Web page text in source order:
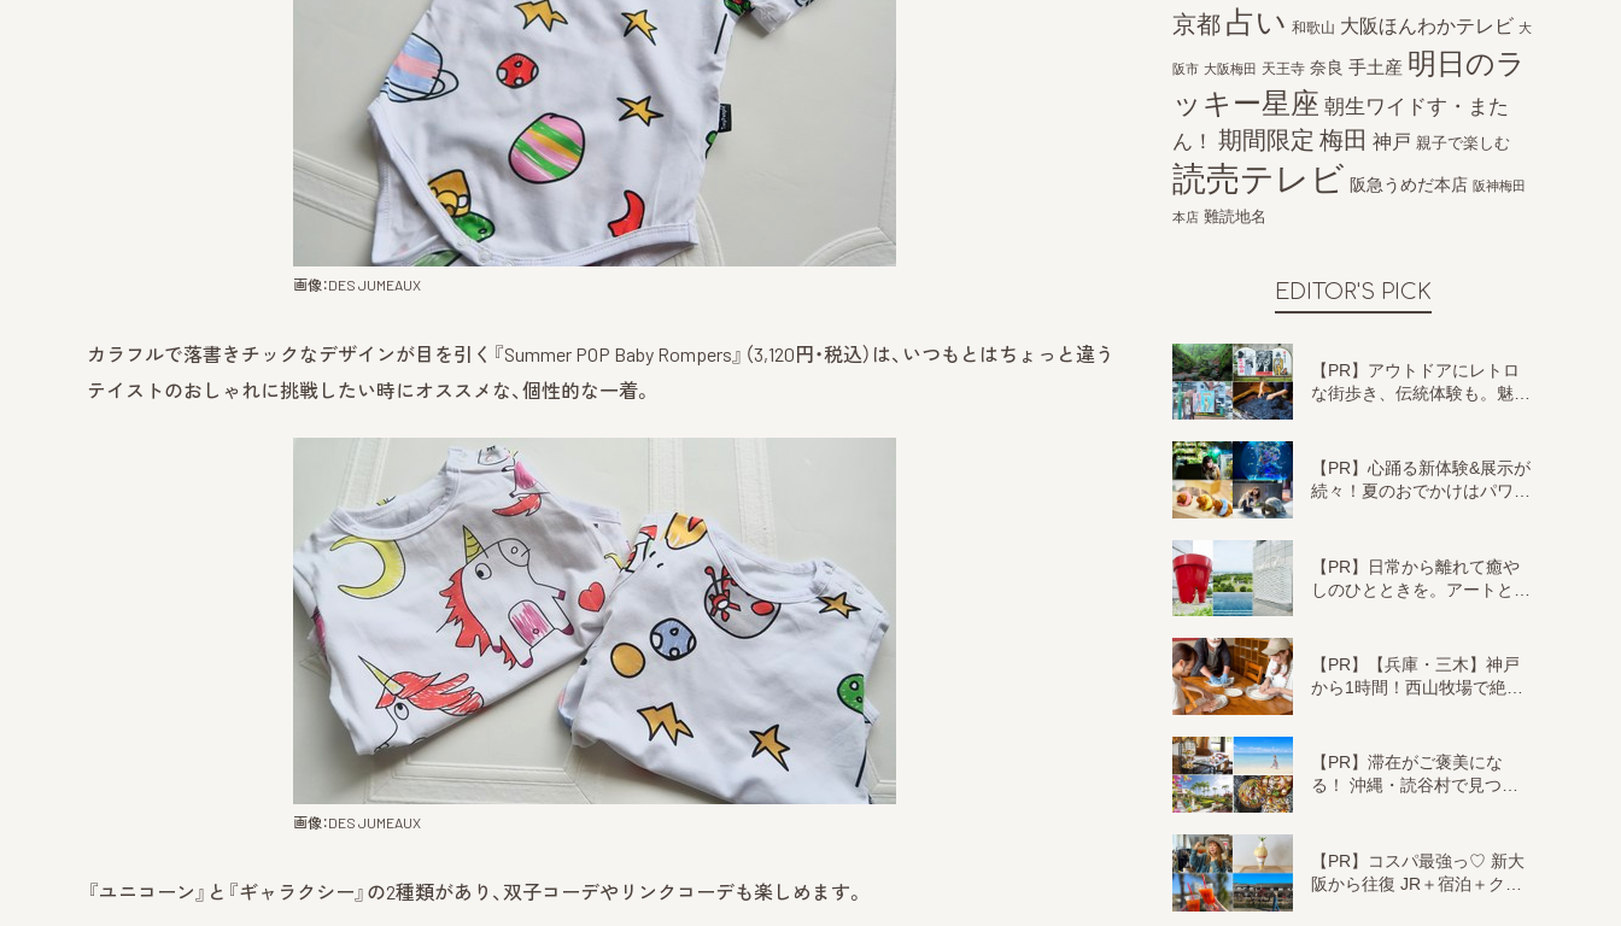
画像：DES JUMEAUX
カラフルで落書きチックなデザインが目を引く『Summer POP Baby Rompers』（3,120円・税込）は、いつもとはちょっと違う
テイストのおしゃれに挑戦したい時にオススメな、個性的な一着。
画像：DES JUMEAUX
『ユニコーン』と『ギャラクシー』の2種類があり、双子コーデやリンクコーデも楽しめます。
京都 占い 和歌山 大阪ほんわかテレビ 大
阪市 大阪梅田 天王寺 奈良 手土産 明日のラ
ッキー星座 朝生ワイドす・また
ん！ 期間限定 梅田 神戸 親子で楽しむ
読売テレビ 阪急うめだ本店 阪神梅田
本店 難読地名
EDITOR'S PICK
【PR】アウトドアにレトロ
な街歩き、伝統体験も。魅…
【PR】心踊る新体験&展示が
続々！夏のおでかけはパワ…
【PR】日常から離れて癒や
しのひとときを。アートと…
【PR】【兵庫・三木】神戸
から1時間！西山牧場で絶…
【PR】滞在がご褒美にな
る！ 沖縄・読谷村で見つ…
【PR】コスパ最強っ♡ 新大
阪から往復 JR＋宿泊＋ク…